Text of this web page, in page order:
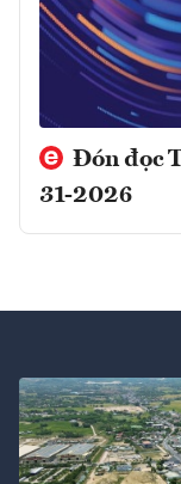
Đón đọc
31-2026